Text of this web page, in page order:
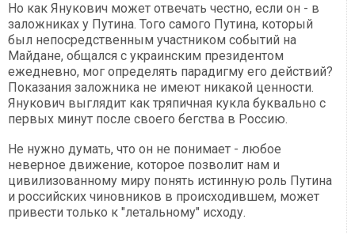
Но как Янукович может отвечать честно, если он - в
заложниках у Путина. Того самого Путина, который
был непосредственным участником событий на
Майдане, общался с украинским президентом
ежедневно, мог определять парадигму его действий?
Показания заложника не имеют никакой ценности.
Янукович выглядит как тряпичная кукла буквально с
первых минут после своего бегства в Россию.
Не нужно думать, что он не понимает - любое
неверное движение, которое позволит нам и
цивилизованному миру понять истинную роль Путина
и российских чиновников в происходившем, может
привести только к "летальному" исходу.